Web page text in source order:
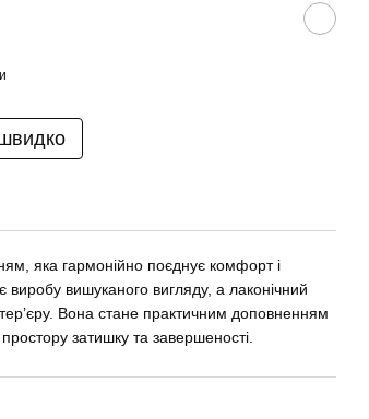
яка гармонійно поєднує комфорт і
виробу вишуканого вигляду, а лаконічний
Вона стане практичним доповненням
затишку та завершеності.